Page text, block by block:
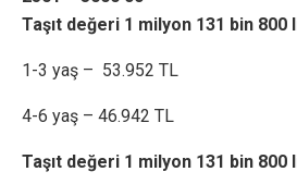
Taşıt değeri 1 milyon 131 bin 800
1-3 yaş – 53.952 TL
4-6 yaş – 46.942 TL
Taşıt değeri 1 milyon 131 bin 800